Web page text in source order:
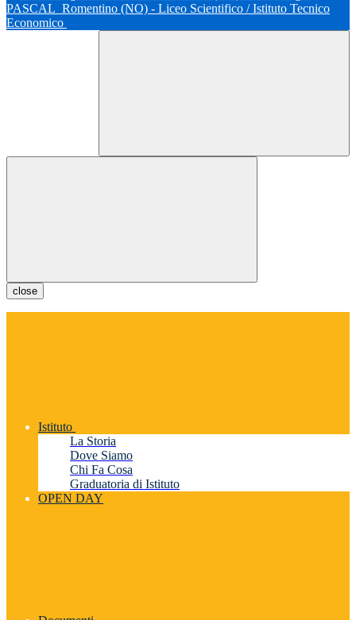
PASCAL Romentino (NO) - Liceo Scientifico / Istituto Tecnico
Economico
close
Istituto
La Storia
Dove Siamo
Chi Fa Cosa
Graduatoria di Istituto
OPEN DAY